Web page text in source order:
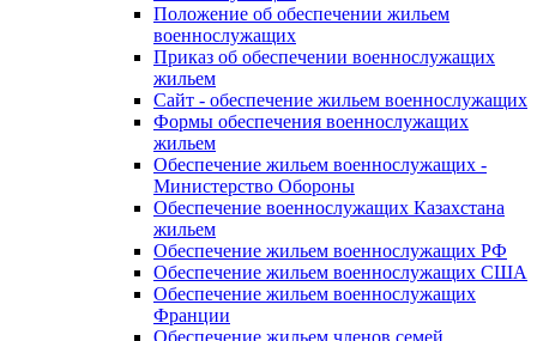
Положение об обеспечении жильем
военнослужащих
Приказ об обеспечении военнослужащих
жильем
Сайт - обеспечение жильем военнослужащих
Формы обеспечения военнослужащих
жильем
Обеспечение жильем военнослужащих -
Министерство Обороны
Обеспечение военнослужащих Казахстана
жильем
Обеспечение жильем военнослужащих РФ
Обеспечение жильем военнослужащих США
Обеспечение жильем военнослужащих
Франции
Обеспечение жильем членов семей